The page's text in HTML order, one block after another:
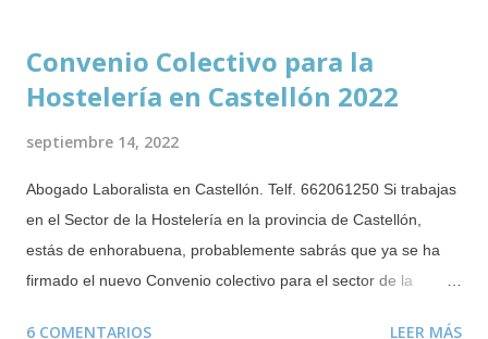
con fines de acogimiento. Este derecho puede disfrutarse
incluso mientras se cobra el paro . Durante este periodo no se
disfrutando del citado permiso. En el caso de mujeres
embarazadas, no se las puede despedir ni durante el periodo
de prueba ( novedad incorporada en 2019 ). Salvo que el
despido esté justificado por alguna causa completamente
ajena a la maternidad o paternidad. Es poco habitual que las
Convenio Colectivo para la
Hostelería en Castellón 2022
septiembre 14, 2022
Abogado Laboralista en Castellón. Telf. 662061250 Si trabajas
en el Sector de la Hostelería en la provincia de Castellón,
estás de enhorabuena, probablemente sabrás que ya se ha
firmado el nuevo Convenio colectivo para el sector de la
6 COMENTARIOS LEER MÁS